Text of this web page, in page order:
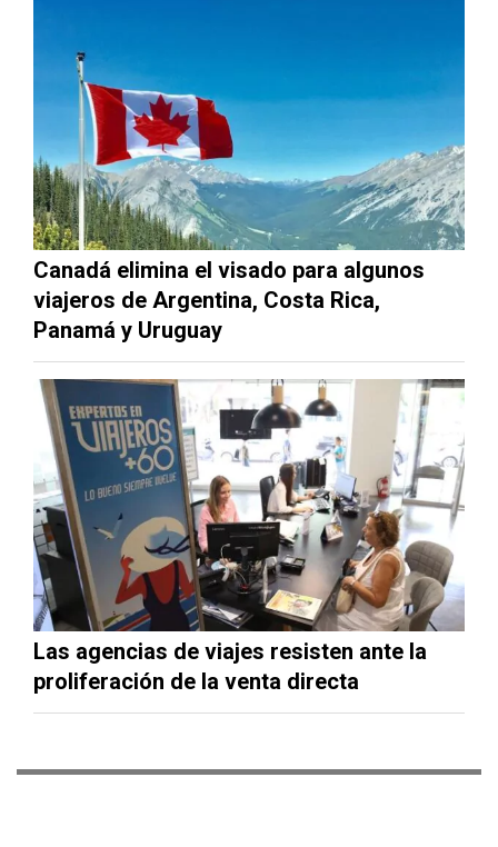
Canadá elimina el visado para algunos
viajeros de Argentina, Costa Rica,
Panamá y Uruguay
Las agencias de viajes resisten ante la
proliferación de la venta directa